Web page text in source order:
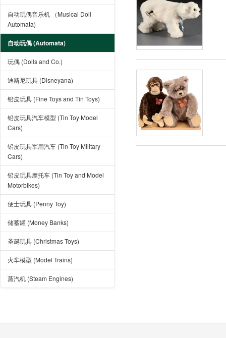
自动玩偶音乐机 （Musical Doll
Automata)
自动玩偶 (Automata)
玩偶 (Dolls and Co.)
迪斯尼玩具 (Disneyana)
铅皮玩具 (Fine Toys and Tin Toys)
铅皮玩具汽车模型 (Tin Toy Model
Cars)
铅皮玩具军用汽车 (Tin Toy Military
Cars)
铅皮玩具摩托车 (Tin Toy and Model
Motorbikes)
便士玩具 (Penny Toy)
储蓄罐 (Money Banks)
圣诞玩具 (Christmas Toys)
火车模型 (Model Trains)
蒸汽机 (Steam Engines)